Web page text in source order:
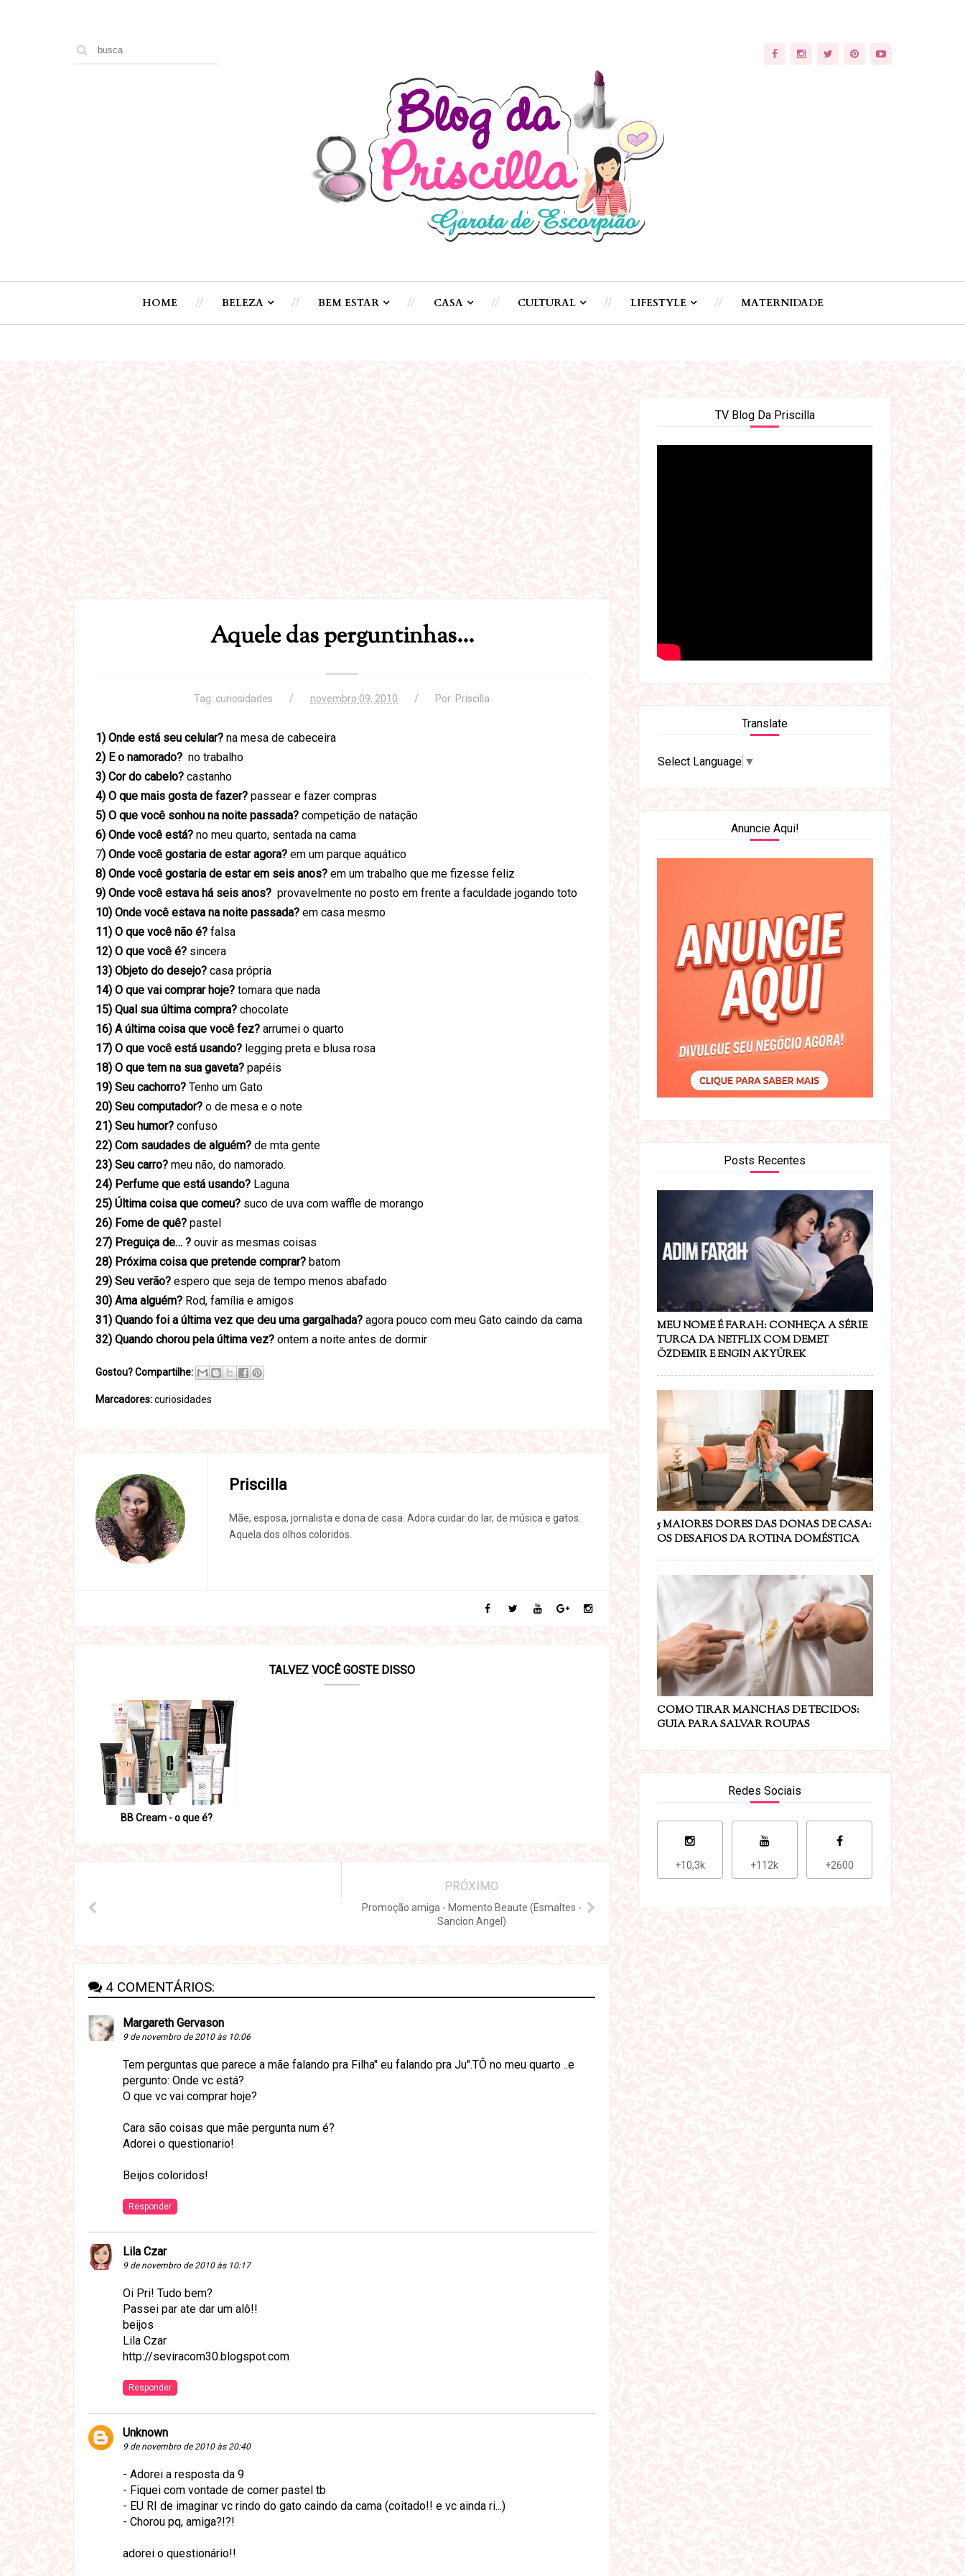
HOME BELEZA BEM ESTAR CASA CULTURAL LIFESTYLE MATERNIDADE
Aquele das perguntinhas...
Tag: curiosidades novembro 09, 2010 Por: Priscilla
1) Onde está seu celular? na mesa de cabeceira
2) E o namorado? no trabalho
3) Cor do cabelo? castanho
4) O que mais gosta de fazer? passear e fazer compras
5) O que você sonhou na noite passada? competição de natação
6) Onde você está? no meu quarto, sentada na cama
7) Onde você gostaria de estar agora? em um parque aquático
8) Onde você gostaria de estar em seis anos? em um trabalho que me fizesse feliz
9) Onde você estava há seis anos? provavelmente no posto em frente a faculdade jogando toto
10) Onde você estava na noite passada? em casa mesmo
11) O que você não é? falsa
12) O que você é? sincera
13) Objeto do desejo? casa própria
14) O que vai comprar hoje? tomara que nada
15) Qual sua última compra? chocolate
16) A última coisa que você fez? arrumei o quarto
17) O que você está usando? legging preta e blusa rosa
18) O que tem na sua gaveta? papéis
19) Seu cachorro? Tenho um Gato
20) Seu computador? o de mesa e o note
21) Seu humor? confuso
22) Com saudades de alguém? de mta gente
23) Seu carro? meu não, do namorado.
24) Perfume que está usando? Laguna
25) Última coisa que comeu? suco de uva com waffle de morango
26) Fome de quê? pastel
27) Preguiça de… ? ouvir as mesmas coisas
28) Próxima coisa que pretende comprar? batom
29) Seu verão? espero que seja de tempo menos abafado
30) Ama alguém? Rod, família e amigos
31) Quando foi a última vez que deu uma gargalhada? agora pouco com meu Gato caindo da cama
32) Quando chorou pela última vez? ontem a noite antes de dormir
Gostou? Compartilhe:
Marcadores:curiosidades
Priscilla
Mãe, esposa, jornalista e dona de casa. Adora cuidar do lar, de música e gatos.
Aquela dos olhos coloridos.
TALVEZ VOCÊ GOSTE DISSO
BB Cream - o que é?
PRÓXIMO
Promoção amiga - Momento Beaute (Esmaltes -
Sancion Angel)
4 COMENTÁRIOS:
Margareth Gervason
9 de novembro de 2010 às 10:06
Tem perguntas que parece a mãe falando pra Filha" eu falando pra Ju".TÔ no meu quarto ..e
pergunto: Onde vc está?
O que vc vai comprar hoje?
Cara são coisas que mãe pergunta num é?
Adorei o questionario!
Beijos coloridos!
Responder
Lila Czar
9 de novembro de 2010 às 10:17
Oi Pri! Tudo bem?
Passei par ate dar um alô!!
beijos
Lila Czar
http://seviracom30.blogspot.com
Responder
Unknown
9 de novembro de 2010 às 20:40
- Adorei a resposta da 9
- Fiquei com vontade de comer pastel tb
- EU RI de imaginar vc rindo do gato caindo da cama (coitado!! e vc ainda ri...)
- Chorou pq, amiga?!?!
adorei o questionário!!
TV Blog Da Priscilla
Translate
Select Language ▼
Anuncie Aqui!
Posts Recentes
MEU NOME É FARAH: CONHEÇA A SÉRIE
TURCA DA NETFLIX COM DEMET
ÖZDEMIR E ENGIN AKYÜREK
5 MAIORES DORES DAS DONAS DE CASA:
OS DESAFIOS DA ROTINA DOMÉSTICA
COMO TIRAR MANCHAS DE TECIDOS:
GUIA PARA SALVAR ROUPAS
Redes Sociais
+10,3k +112k +2600